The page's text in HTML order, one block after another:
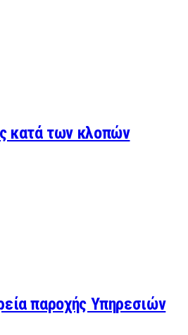
κατά των κλοπών
παροχής Υπηρεσιών